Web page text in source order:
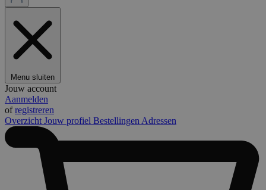
Menu sluiten
Jouw account
Aanmelden
ofregistreren
Overzicht Jouw profiel Bestellingen Adressen